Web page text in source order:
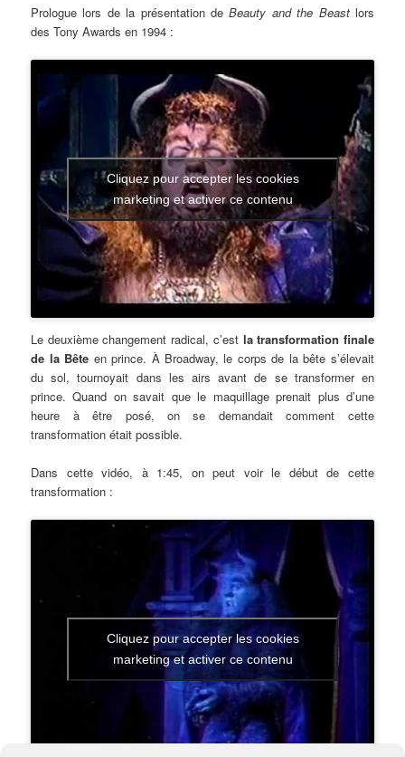
Prologue lors de la présentation deBeauty and the Beastlors
des Tony Awards en 1994 :
Cliquez pour accepter les cookies
marketing et activer ce contenu
Le deuxième changement radical, c’est la transformation finale
de la Bête en prince. À Broadway, le corps de la bête s’élevait
du sol, tournoyait dans les airs avant de se transformer en
prince. Quand on savait que le maquillage prenait plus d’une
heure à être posé, on se demandait comment cette
transformation était possible.
Dans cette vidéo, à 1:45, on peut voir le début de cette
transformation :
Cliquez pour accepter les cookies
marketing et activer ce contenu